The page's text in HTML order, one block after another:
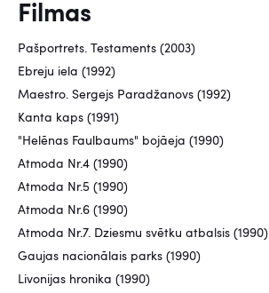
Filmas
Pašportrets. Testaments (2003)
Ebreju iela (1992)
Maestro. Sergejs Paradžanovs (1992)
Kanta kaps (1991)
"Helēnas Faulbaums" bojāeja (1990)
Atmoda Nr.4 (1990)
Atmoda Nr.5 (1990)
Atmoda Nr.6 (1990)
Atmoda Nr.7. Dziesmu svētku atbalsis (1990)
Gaujas nacionālais parks (1990)
Livonijas hronika (1990)